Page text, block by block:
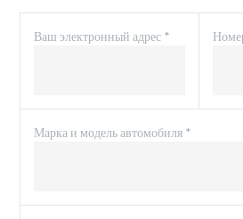
Ваш электронный адрес *
Марка и модель автомобиля *